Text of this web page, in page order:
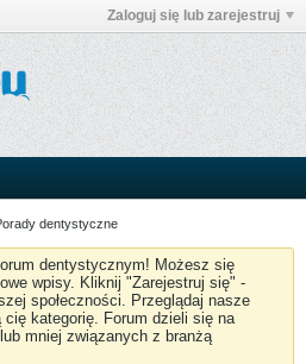
Zaloguj się lub zarejestruj
dentystyczne
dentystycznym! Możesz się
wpisy. Kliknij "Zarejestruj się" -
społeczności. Przeglądaj nasze
kategorię. Forum dzieli się na
mniej związanych z branżą